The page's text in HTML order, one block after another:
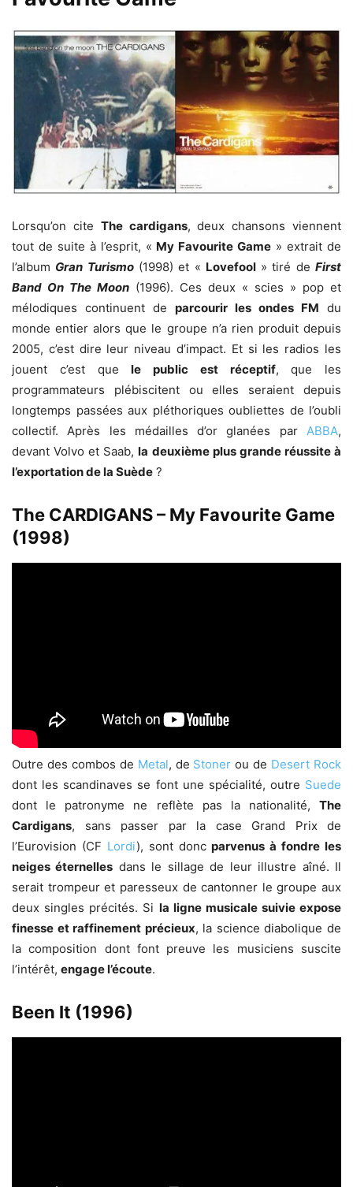
Lorsqu’on cite The cardigans, deux chansons viennent
tout de suite à l’esprit, « My Favourite Game » extrait de
l’album Gran Turismo(1998) et « Lovefool» tiré deFirst
Band On The Moon (1996). Ces deux « scies » pop et
mélodiques continuent de parcourir les ondes FM du
monde entier alors que le groupe n’a rien produit depuis
2005, c’est dire leur niveau d’impact. Et si les radios les
jouent c’est quele public est réceptif, que les
programmateurs plébiscitent ou elles seraient depuis
longtemps passées aux pléthoriques oubliettes de l’oubli
collectif. Après les médailles d’or glanées par ABBA,
devant Volvo et Saab,la deuxième plus grande réussite à
l’exportation de la Suède ?
The CARDIGANS – My Favourite Game
(1998)
Outre des combos de Metal, de Stoner ou de Desert Rock
dont les scandinaves se font une spécialité, outre Suede
dont le patronyme ne reflète pas la nationalité, The
Cardigans, sans passer par la case Grand Prix de
l’Eurovision (CF Lordi), sont doncparvenus à fondre les
neiges éternelles dans le sillage de leur illustre aîné. Il
serait trompeur et paresseux de cantonner le groupe aux
deux singles précités. Si la ligne musicale suivie expose
finesse et raffinement précieux, la science diabolique de
la composition dont font preuve les musiciens suscite
l’intérêt, engage l’écoute.
Been It (1996)